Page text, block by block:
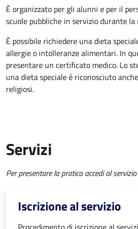
È organizzato per gli alunni e per il
scuole pubbliche in servizio durante la
È possibile richiedere una dieta
allergie o intolleranze alimentari. In
presentare un certificato medico. Lo
una dieta speciale è riconosciuto
religiosi.
Servizi
Per presentare la pratica accedi al
Iscrizione al servizio